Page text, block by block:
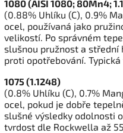
1080 (AISI 1080; 80Mn4;
(0.88% Uhlíku (C), 0.9%
ocel, používaná jako
velikostí. Po správném
slušnou pružnost a střední
proti opotřebování.
1075 (1.1248)
(0.8% Uhlíku (C), 0.7%
ocel, pokud je dobře
slušné výsledky odolnosti
tvrdost dle Rockwella až